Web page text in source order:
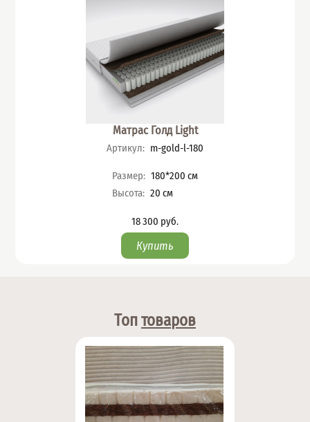
Матрас Голд Light
Артикул: m-gold-l-180
Характеристики
Размер: 180*200 см
Высота: 20 см
Цена
18 300 руб.
Топтоваров